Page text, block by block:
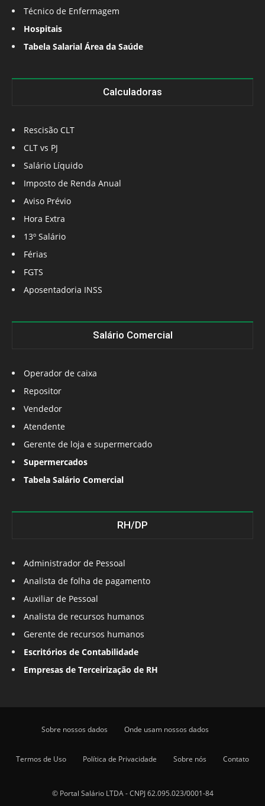
Técnico de Enfermagem
Hospitais
Tabela Salarial Área da Saúde
Calculadoras
Rescisão CLT
CLT vs PJ
Salário Líquido
Imposto de Renda Anual
Aviso Prévio
Hora Extra
13º Salário
Férias
FGTS
Aposentadoria INSS
Salário Comercial
Operador de caixa
Repositor
Vendedor
Atendente
Gerente de loja e supermercado
Supermercados
Tabela Salário Comercial
RH/DP
Administrador de Pessoal
Analista de folha de pagamento
Auxiliar de Pessoal
Analista de recursos humanos
Gerente de recursos humanos
Escritórios de Contabilidade
Empresas de Terceirização de RH
Sobre nossos dados Onde usam nossos dados
Termos de Uso Política de Privacidade Sobre nós Contato
© Portal Salário LTDA - CNPJ 62.095.023/0001-84